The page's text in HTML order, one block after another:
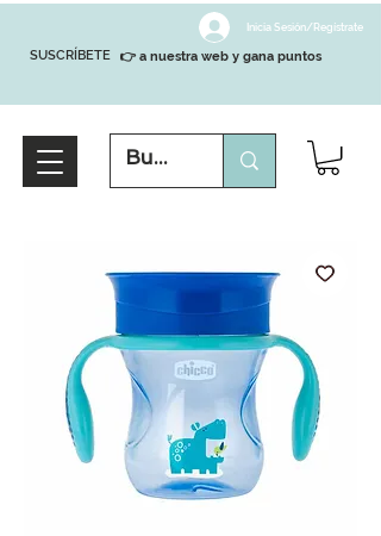
SUSCRÍBETE
Inicia Sesión/Regístrate
👉 a nuestra web y gana puntos